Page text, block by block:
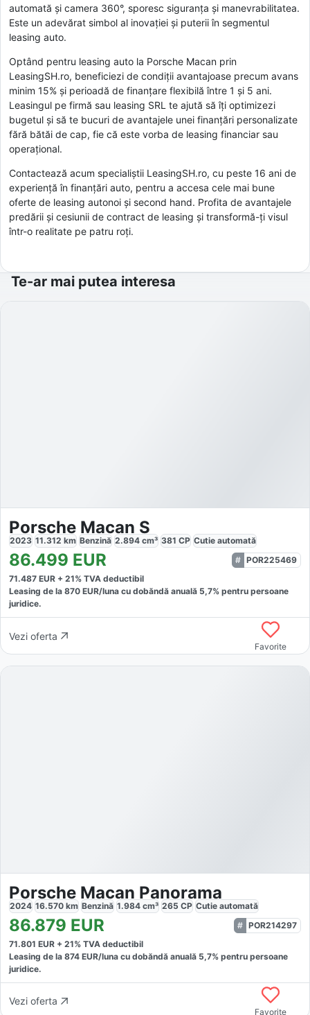
automată și camera 360°, sporesc siguranța și manevrabilitatea.
Este un adevărat simbol al inovației și puterii în segmentul
leasing auto.
Optând pentru leasing auto la Porsche Macan prin
LeasingSH.ro, beneficiezi de condiții avantajoase precum avans
minim 15% și perioadă de finanțare flexibilă între 1 și 5 ani.
Leasingul pe firmă sau leasing SRL te ajută să îți optimizezi
bugetul și să te bucuri de avantajele unei finanțări personalizate
fără bătăi de cap, fie că este vorba de leasing financiar sau
operațional.
Contactează acum specialiștii LeasingSH.ro, cu peste 16 ani de
experiență în finanțări auto, pentru a accesa cele mai bune
oferte de leasing autonoi și second hand. Profita de avantajele
predării și cesiunii de contract de leasing și transformă-ți visul
într-o realitate pe patru roți.
Te-ar mai putea interesa
Porsche Macan S
2023 11.312 km Benzină 2.894 cm³ 381 CP Cutie automată
86.499 EUR
POR225469
71.487 EUR + 21% TVA deductibil
Leasing de la 870 EUR/luna cu dobăndă anuală 5,7% pentru persoane
juridice.
Vezi oferta
Favorite
Porsche Macan Panorama
2024 16.570 km Benzină 1.984 cm³ 265 CP Cutie automată
86.879 EUR
POR214297
71.801 EUR + 21% TVA deductibil
Leasing de la 874 EUR/luna cu dobăndă anuală 5,7% pentru persoane
juridice.
Vezi oferta
Favorite